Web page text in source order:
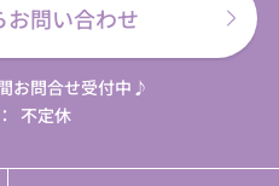
お問い合わせ
お問合せ受付中♪
不定休